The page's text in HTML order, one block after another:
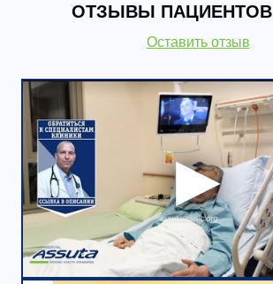
ОТЗЫВЫ ПАЦИЕНТОВ
Оставить отзыв